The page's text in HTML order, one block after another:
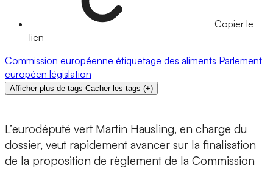
Copier le
lien
Commission européenne étiquetage des aliments Parlement
européen législation
Afficher plus de tags Cacher les tags (+)
L’eurodéputé vert Martin Hausling, en charge du
dossier, veut rapidement avancer sur la finalisation
de la proposition de règlement de la Commission